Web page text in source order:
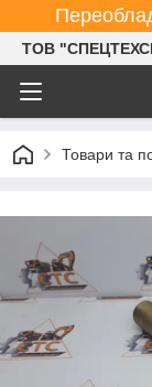
ТОВ
Товари та